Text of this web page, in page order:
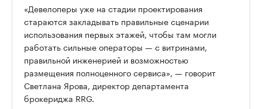
00:00
«Девелоперы уже на стадии проектирования
стараются закладывать правильные сценарии
использования первых этажей, чтобы там могли
работать сильные операторы — с витринами,
правильной инженерией и возможностью
размещения полноценного сервиса», — говорит
Светлана Ярова, директор департамента
брокериджа RRG.